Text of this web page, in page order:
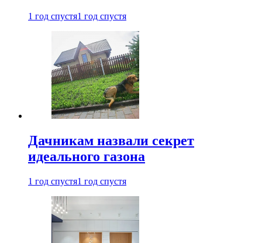
1 год спустя1 год спустя
Дачникам назвали секрет
идеального газона
1 год спустя1 год спустя